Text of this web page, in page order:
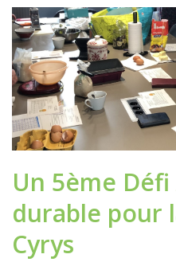
Un 5ème
durable pour
Cyrys